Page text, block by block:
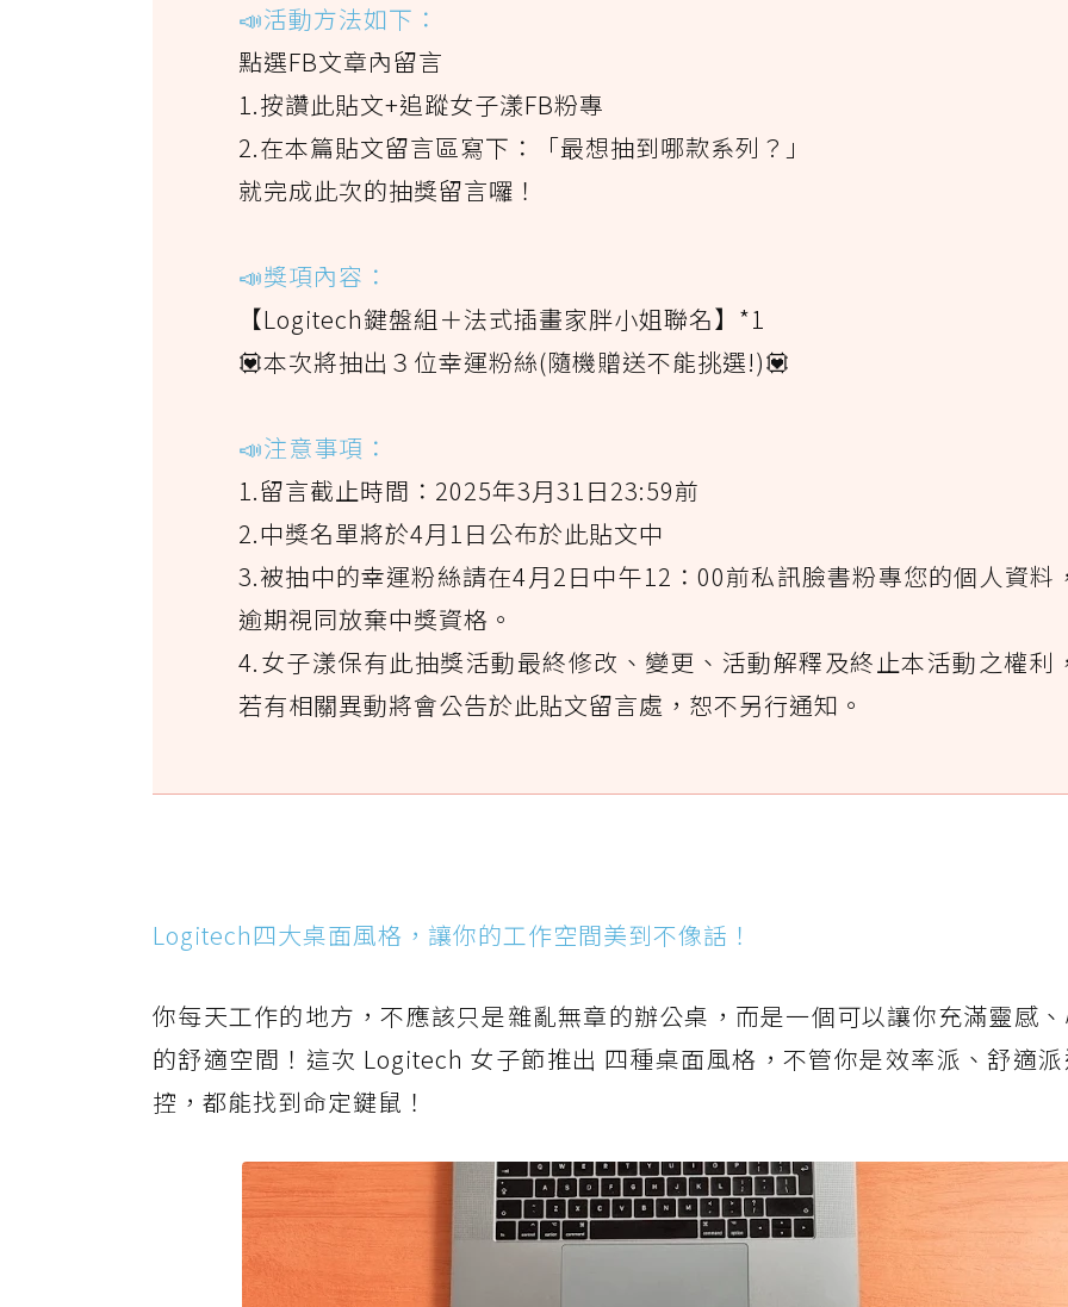
📣活動方法如下：
點選FB文章內留言
1.按讚此貼文+追蹤女子漾FB粉專
2.在本篇貼文留言區寫下：「最想抽到哪款系列？」
就完成此次的抽獎留言囉！
📣獎項內容：
【Logitech鍵盤組＋法式插畫家胖小姐聯名】*1
💟本次將抽出３位幸運粉絲(隨機贈送不能挑選!)💟
📣注意事項：
1.留言截止時間：2025年3月31日23:59前
2.中獎名單將於4月1日公布於此貼文中
3.被抽中的幸運粉絲請在4月2日中午12：00前私訊臉書粉專您的個人資料
逾期視同放棄中獎資格。
4.女子漾保有此抽獎活動最終修改、變更、活動解釋及終止本活動之權利
若有相關異動將會公告於此貼文留言處，恕不另行通知。
Logitech四大桌面風格，讓你的工作空間美到不像話！
你每天工作的地方，不應該只是雜亂無章的辦公桌，而是一個可以讓你充滿靈感
的舒適空間！這次 Logitech 女子節推出 四種桌面風格，不管你是效率派、舒適
控，都能找到命定鍵鼠！